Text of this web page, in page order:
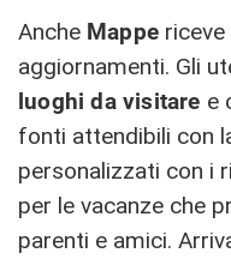
Anche Mappe
aggiornamenti. Gli
luoghi da visitare e
fonti attendibili con
personalizzati con i
per le vacanze che
parenti e amici.